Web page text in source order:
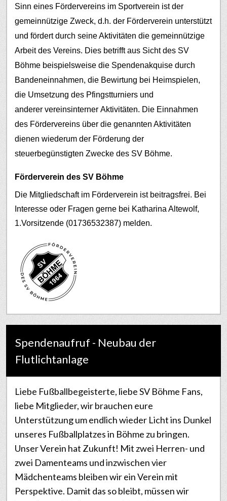
Sinn eines Fördervereins im Sportverein ist der
gemeinnützige Zweck, d.h. der Förderverein unterstützt
und fördert durch seine Aktivitäten die gemeinnützige
Arbeit des Vereins. Dies betrifft aus Sicht des SV
Böhme beispielsweise die Spendenakquise durch
Bandeneinnahmen, die Bewirtung bei Heimspielen,
die Umsetzung des Pfingstturniers und
anderer vereinsinterner Aktivitäten. Die Einnahmen
des Fördervereins über die genannten Aktivitäten
dienen wiederum der Förderung der
steuerbegünstigten Zwecke des SV Böhme.
Förderverein des SV Böhme
Die Mitgliedschaft im Förderverein ist beitragsfrei. Bei
Interesse oder Fragen gerne bei Katharina Altewolf,
1.Vorsitzende (01736532387) melden.
Spendenaufruf - Neubau der
Flutlichtanlage
Liebe Fußballbegeisterte, liebe SV Böhme Fans,
liebe Mitglieder, wir brauchen eure
Unterstützung um endlich wieder Licht ins Dunkel
unseres Fußballplatzes in Böhme zu bringen.
Unser Verein hat Zukunft! Mit zwei Herren- und
zwei Damenteams und inzwischen vier
Mädchenteams bleiben wir ein Verein mit
Perspektive. Damit das so bleibt, müssen wir